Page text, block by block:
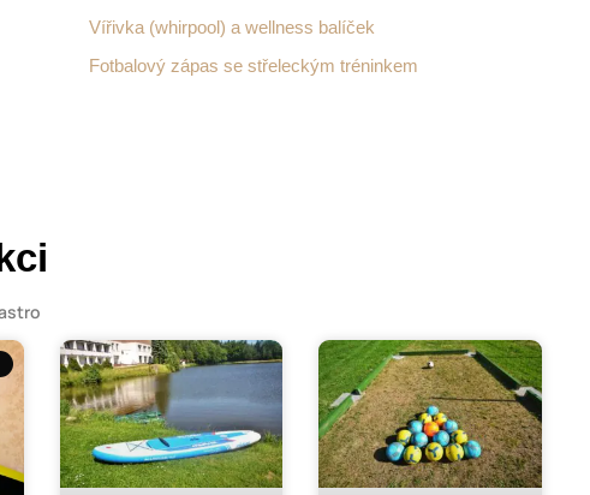
Vířivka (whirpool) a wellness balíček
Fotbalový zápas se střeleckým tréninkem